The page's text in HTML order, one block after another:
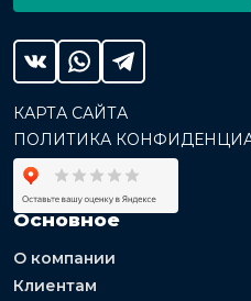
КАРТА САЙТА
ПОЛИТИКА
Основное
О компании
Клиентам